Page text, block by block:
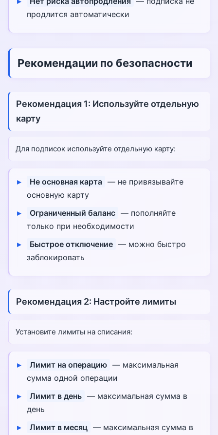
продлится автоматически
Рекомендации по безопасности
Рекомендация 1: Используйте отдельную
карту
Для подписок используйте отдельную карту:
Не основная карта — не привязывайте
основную карту
Ограниченный баланс — пополняйте
только при необходимости
Быстрое отключение — можно быстро
заблокировать
Рекомендация 2: Настройте лимиты
Установите лимиты на списания:
Лимит на операцию — максимальная
сумма одной операции
Лимит в день — максимальная сумма в
день
Лимит в месяц — максимальная сумма в